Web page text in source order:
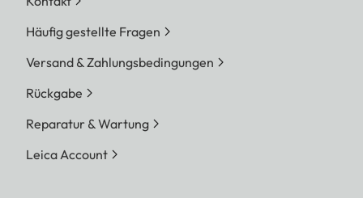
Häufig gestellte Fragen
Versand & Zahlungsbedingungen
Rückgabe
Reparatur & Wartung
Leica Account